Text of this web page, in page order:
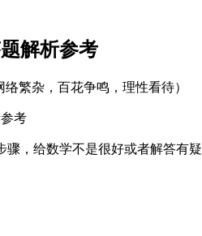
c
$
\
q
$
解析参考
繁杂，百花争鸣，理性看待）
骤，给数学不是很好或者解答有